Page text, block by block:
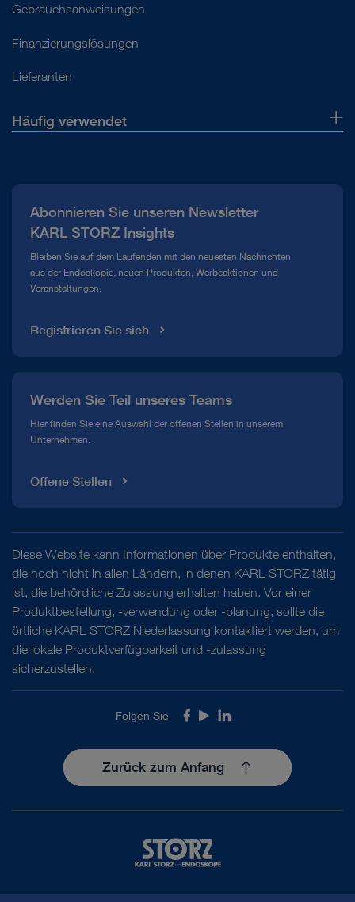
Gebrauchsanweisungen
Finanzierungslösungen
Lieferanten
Häufig verwendet
Compliance Hotline
Mediathek
Abonnieren Sie unseren Newsletter
KARL STORZ Insights
Bleiben Sie auf dem Laufenden mit den neuesten Nachrichten
aus der Endoskopie, neuen Produkten, Werbeaktionen und
Veranstaltungen.
Registrieren Sie sich
Werden Sie Teil unseres Teams
Hier finden Sie eine Auswahl der offenen Stellen in unserem
Unternehmen.
Offene Stellen
Diese Website kann Informationen über Produkte enthalten,
die noch nicht in allen Ländern, in denen KARL STORZ tätig
ist, die behördliche Zulassung erhalten haben. Vor einer
Produktbestellung, -verwendung oder -planung, sollte die
örtliche KARL STORZ Niederlassung kontaktiert werden, um
die lokale Produktverfügbarkeit und -zulassung
sicherzustellen.
Folgen Sie Facebook
YoutubeLinkedIn
Zurück zum Anfang